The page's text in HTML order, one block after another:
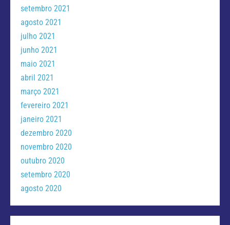
setembro 2021
agosto 2021
julho 2021
junho 2021
maio 2021
abril 2021
março 2021
fevereiro 2021
janeiro 2021
dezembro 2020
novembro 2020
outubro 2020
setembro 2020
agosto 2020